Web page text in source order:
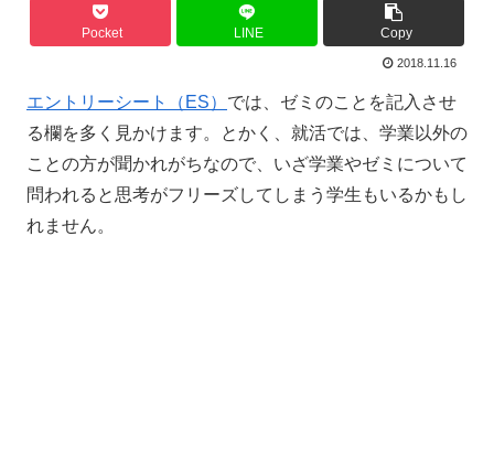
Pocket LINE Copy
2018.11.16
エントリーシート（ES） では、ゼミのことを記入させ
る欄を多く見かけます。とかく、就活では、学業以外の
ことの方が聞かれがちなので、 いざ学業やゼミについて
問われると思考がフリーズしてしまう学生もいるかもし
れません。